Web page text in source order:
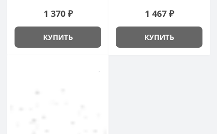
1 370 ₽
КУПИТЬ
1 467 ₽
КУПИТЬ